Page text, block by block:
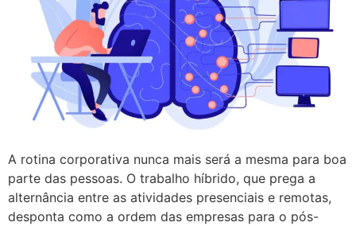
A rotina corporativa nunca mais será a mesma para boa
parte das pessoas. O trabalho híbrido, que prega a
alternância entre as atividades presenciais e remotas,
desponta como a ordem das empresas para o pós-